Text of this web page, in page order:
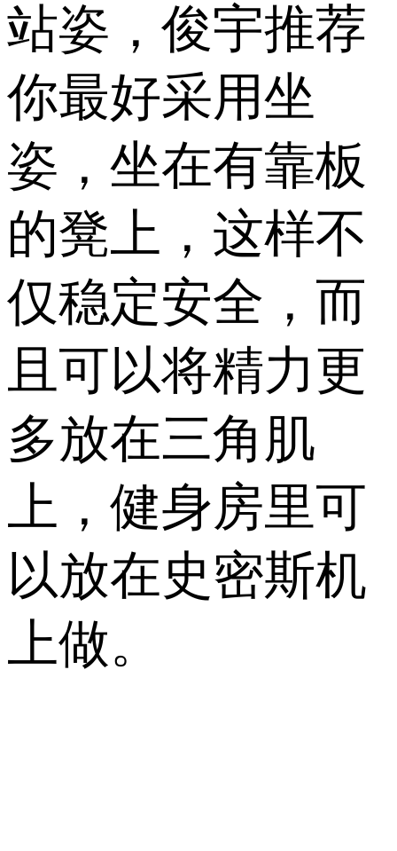
站姿，俊宇推荐
你最好采用坐
姿，坐在有靠板
的凳上，这样不
仅稳定安全，而
且可以将精力更
多放在三角肌
上，健身房里可
以放在史密斯机
上做。